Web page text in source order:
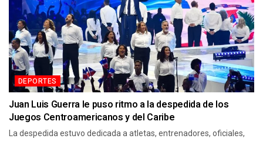
DEPORTES
Juan Luis Guerra le puso ritmo a la despedida de los
Juegos Centroamericanos y del Caribe
La despedida estuvo dedicada a atletas, entrenadores, oficiales,